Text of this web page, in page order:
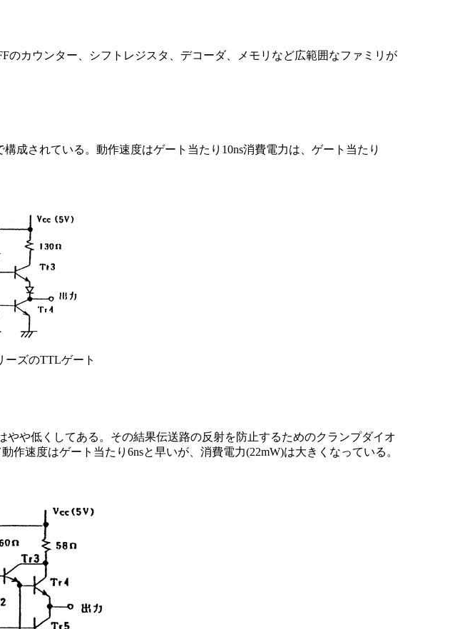
カウンター、シフトレジスタ、デコーダ、メモリなど広範囲なファミリが
成されている。動作速度はゲート当たり10ns消費電力は、ゲート当たり
ズのTTLゲート
や低くしてある。その結果伝送路の反射を防止するためのクランプダイオ
速度はゲート当たり6nsと早いが、消費電力(22mW)は大きくなっている。